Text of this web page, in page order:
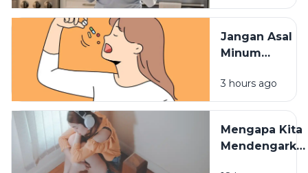
Tidak
Maksimal
Jangan Asal
Minum
Waktu
Konsumsinya
Berpengaruh
3 hours ago
Mengapa Kita